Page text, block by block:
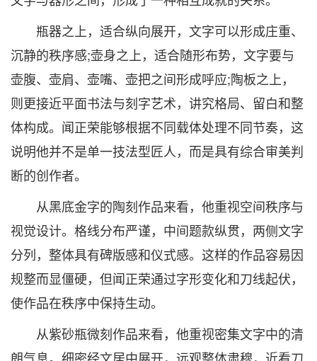
瓶器之上，适合纵向展开，文字可以形成庄重、
沉静的秩序感;壶身之上，适合随形布势，文字要与
壶腹、壶肩、壶嘴、壶把之间形成呼应;陶板之上，
则更接近平面书法与刻字艺术，讲究格局、留白和整
体构成。闻正荣能够根据不同载体处理不同节奏，这
说明他并不是单一技法型匠人，而是具有综合审美判
断的创作者。
从黑底金字的陶刻作品来看，他重视空间秩序与
视觉设计。格线分布严谨，中间题款纵贯，两侧文字
分列，整体具有碑版感和仪式感。这样的作品容易因
规整而显僵硬，但闻正荣通过字形变化和刀线起伏，
使作品在秩序中保持生动。
从紫砂瓶微刻作品来看，他重视密集文字中的清